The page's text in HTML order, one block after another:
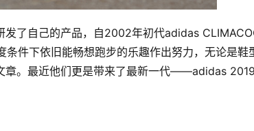
了自己的产品，自2002年初代adidas
件下依旧能畅想跑步的乐趣作出努力，无论是鞋
章。最近他们更是带来了最新一代——adidas